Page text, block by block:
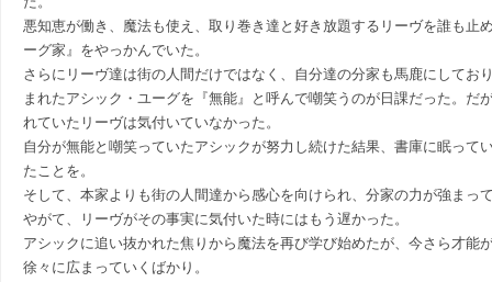
悪知恵が働き、魔法も使え、取り巻き達と好き放題するリーヴを誰も止
ーグ家』をやっかんでいた。
さらにリーヴ達は街の人間だけではなく、自分達の分家も馬鹿にしてお
まれたアシック・ユーグを『無能』と呼んで嘲笑うのが日課だった。だ
れていたリーヴは気付いていなかった。
自分が無能と嘲笑っていたアシックが努力し続けた結果、書庫に眠って
たことを。
そして、本家よりも街の人間達から感心を向けられ、分家の力が強まっ
やがて、リーヴがその事実に気付いた時にはもう遅かった。
アシックに追い抜かれた焦りから魔法を再び学び始めたが、今さら才能
徐々に広まっていくばかり。